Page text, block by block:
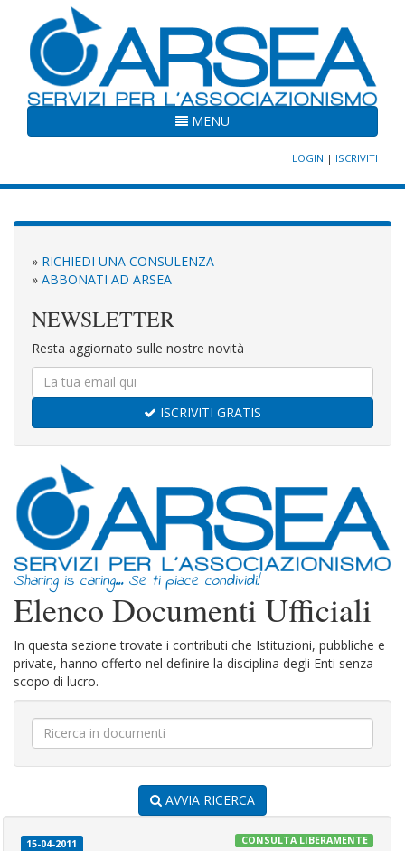
MENU
LOGIN | ISCRIVITI
» RICHIEDI UNA CONSULENZA
» ABBONATI AD ARSEA
NEWSLETTER
Resta aggiornato sulle nostre novità
ISCRIVITI GRATIS
Sharing is caring... Se ti piace condividi!
Elenco Documenti Ufficiali
In questa sezione trovate i contributi che Istituzioni, pubbliche e
private, hanno offerto nel definire la disciplina degli Enti senza
scopo di lucro.
AVVIA RICERCA
15-04-2011 CONSULTA LIBERAMENTE